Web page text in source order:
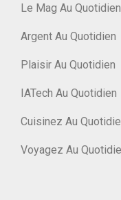
Le Mag Au Quotidien
Argent Au Quotidien
Plaisir Au Quotidien
IATech Au Quotidien
Cuisinez Au
Voyagez Au